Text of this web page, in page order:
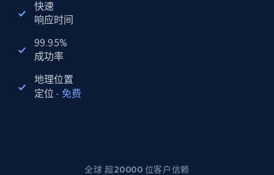
快速
响应时间
99.95%
成功率
地理位置
定位 - 免费
全球 超20000 位客户信赖